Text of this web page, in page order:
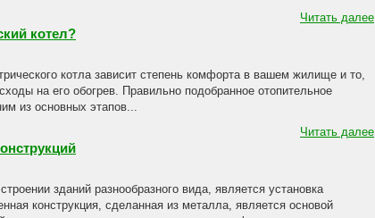
Читать далее
котел?
котла зависит степень комфорта в вашем жилище и то,
на его обогрев. Правильно подобранное отопительное
из основных этапов...
Читать далее
зданий разнообразного вида, является установка
конструкция, сделанная из металла, является основой